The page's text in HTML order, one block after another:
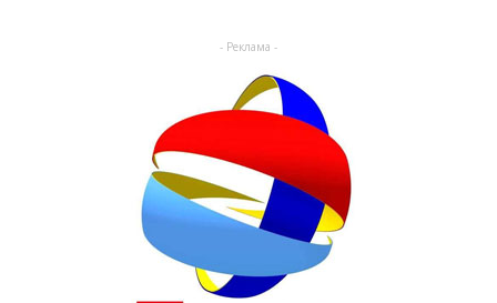
- Реклама -